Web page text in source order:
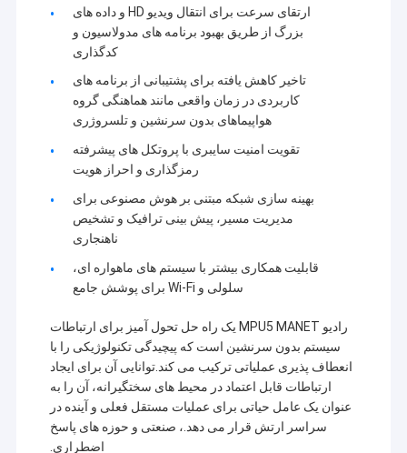
ارتقای سرعت برای انتقال ویدیو HD و داده های
بزرگ از طریق بهبود برنامه های مدولاسیون و
کدگذاری
تاخیر کاهش یافته برای پشتیبانی از برنامه های
کاربردی در زمان واقعی مانند هماهنگی گروه
هواپیماهای بدون سرنشین و تلسروژری
تقویت امنیت سایبری با پروتکل های پیشرفته
رمزگذاری و احراز هویت
بهینه سازی شبکه مبتنی بر هوش مصنوعی برای
مدیریت مسیر، پیش بینی ترافیک و تشخیص
ناهنجاری
قابلیت همکاری بیشتر با سیستم های ماهواره ای،
سلولی و Wi-Fi برای پوشش جامع
رادیو MPU5 MANET یک راه حل تحول آمیز برای ارتباطات
سیستم بدون سرنشین است که پیچیدگی تکنولوژیکی را با
انعطاف پذیری عملیاتی ترکیب می کند.توانایی آن برای ایجاد
ارتباطات قابل اعتماد در محیط های سختگیرانه، آن را به
عنوان یک عامل حیاتی برای عملیات مستقل فعلی و آینده در
سراسر ارتش قرار می دهد.، صنعتی و حوزه های پاسخ
اضطراری.